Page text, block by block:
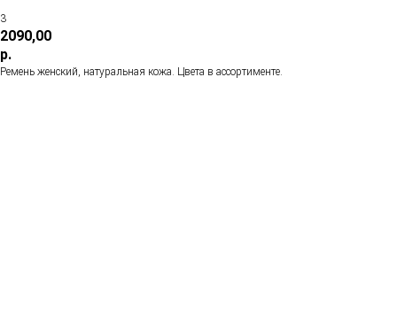
3
2090,00
р.
Ремень женский, натуральная кожа. Цвета в ассортименте.